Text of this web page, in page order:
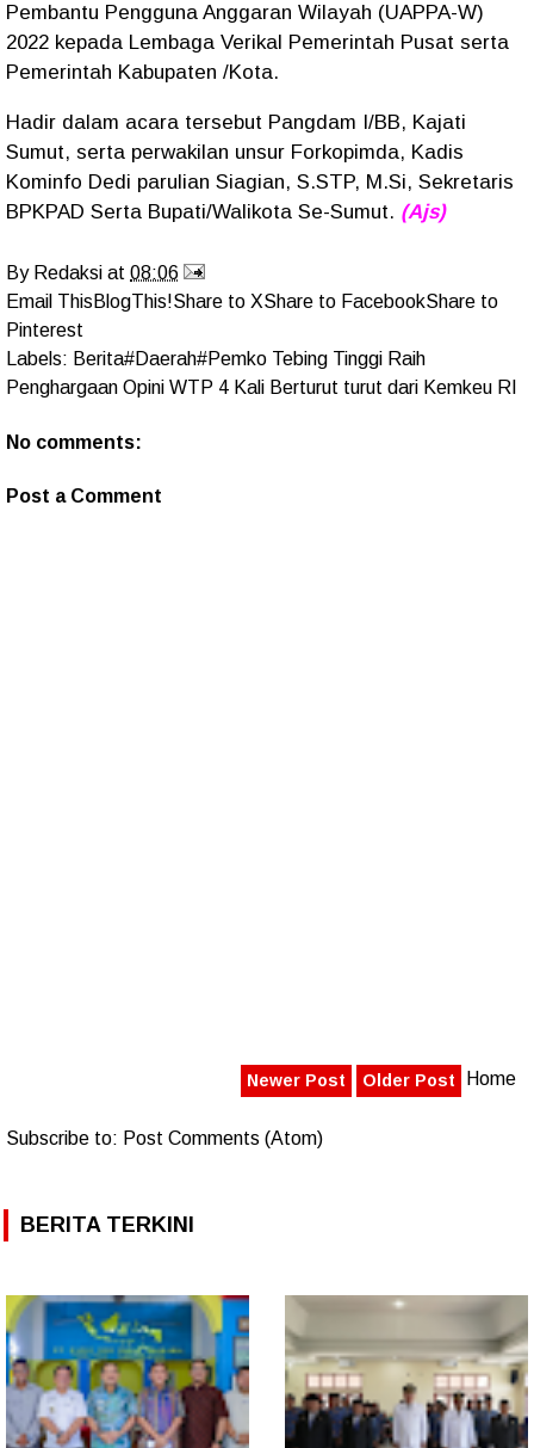
Pembantu Pengguna Anggaran Wilayah (UAPPA-W)
2022 kepada Lembaga Verikal Pemerintah Pusat serta
Pemerintah Kabupaten /Kota.
Hadir dalam acara tersebut Pangdam I/BB, Kajati
Sumut, serta perwakilan unsur Forkopimda, Kadis
Kominfo Dedi parulian Siagian, S.STP, M.Si, Sekretaris
BPKPAD Serta Bupati/Walikota Se-Sumut. (Ajs)
By Redaksi at 08:06
Email This BlogThis!Share to XShare to FacebookShare to
Pinterest
Labels: Berita#Daerah#Pemko Tebing Tinggi Raih
Penghargaan Opini WTP 4 Kali Berturut turut dari Kemkeu RI
No comments:
Post a Comment
Newer Post Older Post Home
Subscribe to: Post Comments (Atom)
BERITA TERKINI